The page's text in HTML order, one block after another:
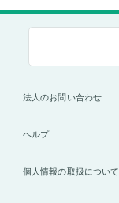
法人のお問い合わせ
ヘルプ
個人情報の取扱について